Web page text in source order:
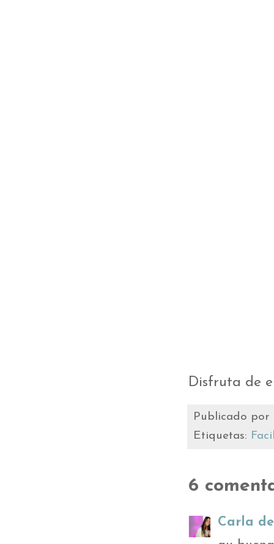
Disfruta de
Publicado por
Etiquetas:
6
Carla